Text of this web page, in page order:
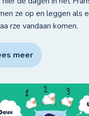
ze op en leggen als
rze vandaan komen.
meer